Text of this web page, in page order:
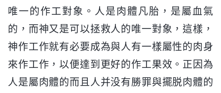
唯一的作工對象。人是肉體凡胎，是屬血氣
的，而神又是可以拯救人的唯一對象，這樣，
神作工作就有必要成為與人有一樣屬性的肉身
來作工作，以便達到更好的作工果效。正因為
人是屬肉體的而且人并没有勝罪與擺脱肉體的